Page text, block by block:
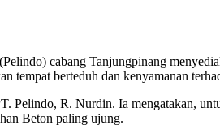
cabang Tanjungpinang
tempat berteduh dan kenyamanan
Pelindo, R. Nurdin. Ia mengatakan,
Beton paling ujung.